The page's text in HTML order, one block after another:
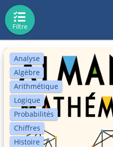
Filtre
Analyse
Algèbre
Arithmétique
Logique
Probabilités
Chiffres
Histoire